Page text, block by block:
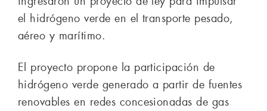
el hidrógeno verde en el transporte pesado,
aéreo y marítimo.
El proyecto propone la participación de
hidrógeno verde generado a partir de fuentes
renovables en redes concesionadas de gas